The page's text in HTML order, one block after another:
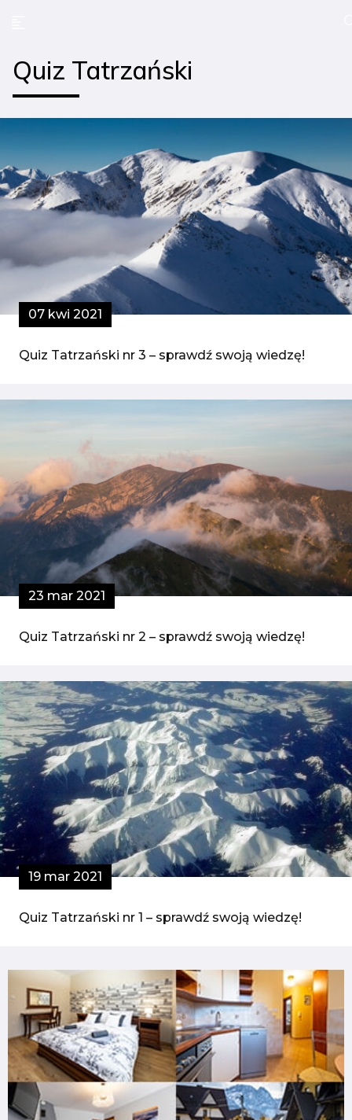
Quiz Tatrzański
07 kwi 2021
Quiz Tatrzański nr 3 – sprawdź swoją wiedzę!
23 mar 2021
Quiz Tatrzański nr 2 – sprawdź swoją wiedzę!
19 mar 2021
Quiz Tatrzański nr 1 – sprawdź swoją wiedzę!